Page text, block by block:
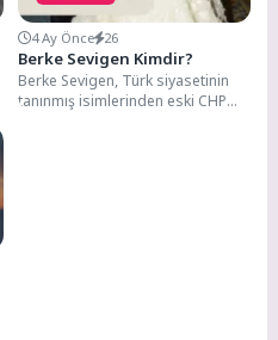
4 Ay Önce 26
Berke Sevigen Kimdir?
Berke Sevigen, Türk siyasetinin
tanınmış isimlerinden eski CHP